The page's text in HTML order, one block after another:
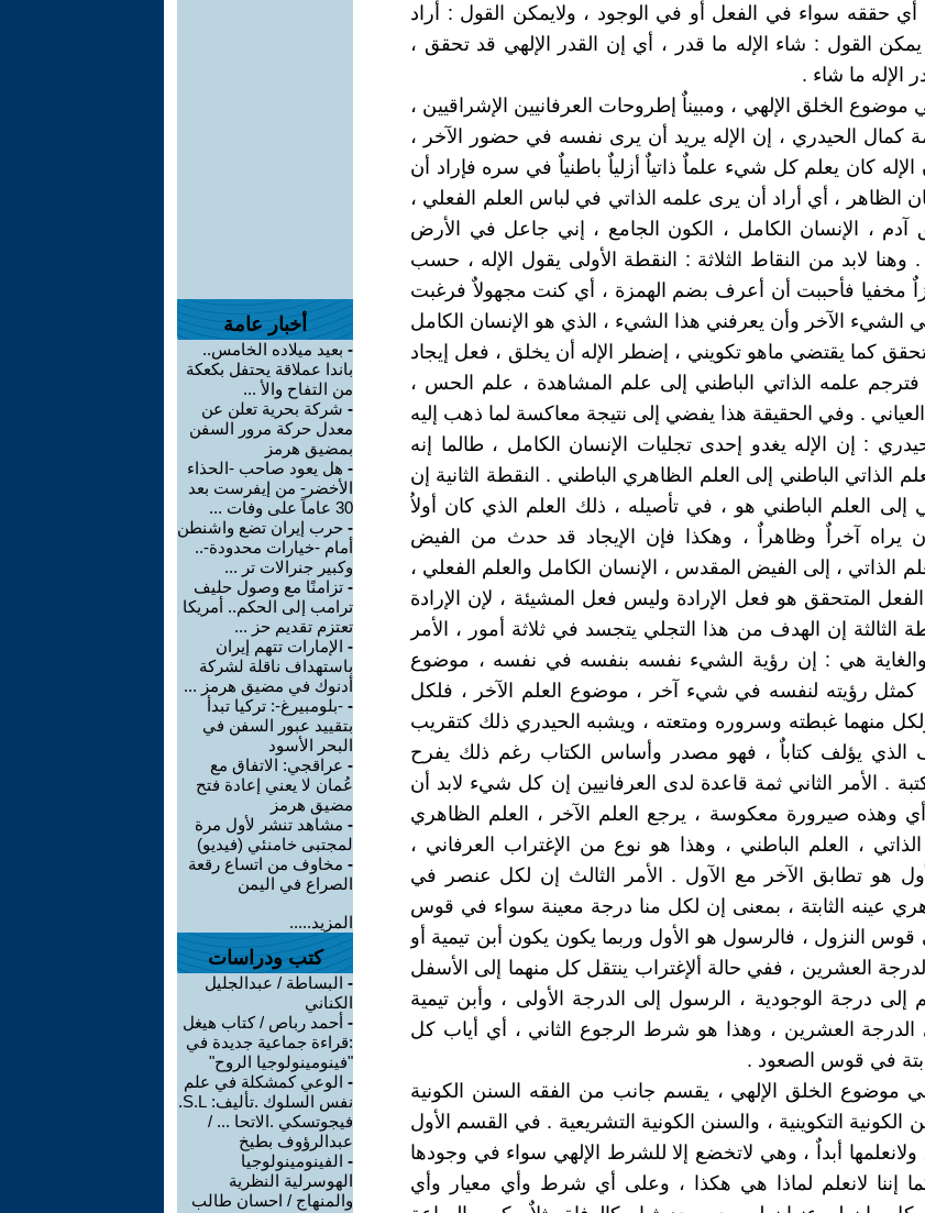
، أي حققه سواء في الفعل أو في الوجود ، ولايمكن القول : أراد
يمكن القول : شاء الإله ما قدر ، أي إن القدر الإلهي قد تحقق ،
الإله ما شاء .
موضوع الخلق الإلهي ، ومبيناٌ إطروحات العرفانيين الإشراقيين ،
كمال الحيدري ، إن الإله يريد أن يرى نفسه في حضور الآخر ،
الإله كان يعلم كل شيء علماٌ ذاتياٌ أزلياٌ باطنياٌ في سره فإراد أن
الظاهر ، أي أراد أن يرى علمه الذاتي في لباس العلم الفعلي ،
آدم ، الإنسان الكامل ، الكون الجامع ، إني جاعل في الأرض
، البقرة 30 . وهنا لابد من النقاط الثلاثة : النقطة الأولى يقول الإله ، حسب
مخفيا فأحببت أن أعرف بضم الهمزة ، أي كنت مجهولاٌ فرغبت
الشيء الآخر وأن يعرفني هذا الشيء ، الذي هو الإنسان الكامل
كما يقتضي ماهو تكويني ، إضطر الإله أن يخلق ، فعل إيجاد
فترجم علمه الذاتي الباطني إلى علم المشاهدة ، علم الحس ،
. وفي الحقيقة هذا يفضي إلى نتيجة معاكسة لما ذهب إليه
: إن الإله يغدو إحدى تجليات الإنسان الكامل ، طالما إنه
الذاتي الباطني إلى العلم الظاهري الباطني . النقطة الثانية إن
إلى العلم الباطني هو ، في تأصيله ، ذلك العلم الذي كان أولاٌ
أن يراه آخراٌ وظاهراٌ ، وهكذا فإن الإيجاد قد حدث من الفيض
الذاتي ، إلى الفيض المقدس ، الإنسان الكامل والعلم الفعلي ،
المتحقق هو فعل الإرادة وليس فعل المشيئة ، لإن الإرادة
الثالثة إن الهدف من هذا التجلي يتجسد في ثلاثة أمور ، الأمر
والغاية هي : إن رؤية الشيء نفسه بنفسه في نفسه ، موضوع
كمثل رؤيته لنفسه في شيء آخر ، موضوع العلم الآخر ، فلكل
منهما غبطته وسروره ومتعته ، ويشبه الحيدري ذلك كتقريب
الذي يؤلف كتاباٌ ، فهو مصدر وأساس الكتاب رغم ذلك يفرح
. الأمر الثاني ثمة قاعدة لدى العرفانيين إن كل شيء لابد أن
وهذه صيرورة معكوسة ، يرجع العلم الآخر ، العلم الظاهري
، العلم الباطني ، وهذا هو نوع من الإغتراب العرفاني ،
هو تطابق الآخر مع الآول . الأمر الثالث إن لكل عنصر في
عينه الثابتة ، بمعنى إن لكل منا درجة معينة سواء في قوس
النزول ، فالرسول هو الأول وربما يكون يكون أبن تيمية أو
العشرين ، ففي حالة ألإغتراب ينتقل كل منهما إلى الأسفل
درجة الوجودية ، الرسول إلى الدرجة الأولى ، وأبن تيمية
الدرجة العشرين ، وهذا هو شرط الرجوع الثاني ، أي أياب كل
في قوس الصعود .
: في موضوع الخلق الإلهي ، يقسم جانب من الفقه السنن الكونية
التكوينية ، والسنن الكونية التشريعية . في القسم الأول
، ولانعلمها أبداٌ ، وهي لاتخضع إلا للشرط الإلهي سواء في وجودها
إننا لانعلم لماذا هي هكذا ، وعلى أي شرط وأي معيار وأي
أخبار عامة
- بعيد ميلاده الخامس..
باندا عملاقة يحتفل بكعكة
من التفاح والأ ...
- شركة بحرية تعلن عن
معدل حركة مرور السفن
بمضيق هرمز
- هل يعود صاحب -الحذاء
الأخضر- من إيفرست بعد
30 عاماً على وفات ...
- حرب إيران تضع واشنطن
أمام -خيارات محدودة-..
وكبير جنرالات تر ...
- تزامنًا مع وصول حليف
ترامب إلى الحكم.. أمريكا
تعتزم تقديم حز ...
- الإمارات تتهم إيران
باستهداف ناقلة لشركة
أدنوك في مضيق هرمز ...
- -بلومبيرغ-: تركيا تبدأ
بتقييد عبور السفن في
البحر الأسود
- عراقجي: الاتفاق مع
عُمان لا يعني إعادة فتح
مضيق هرمز
- مشاهد تنشر لأول مرة
لمجتبى خامنئي (فيديو)
- مخاوف من اتساع رقعة
الصراع في اليمن
المزيد.....
كتب ودراسات
- البساطة / عبدالجليل
الكناني
- أحمد رباص / كتاب هيغل
:قراءة جماعية جديدة في
"فينومينولوجيا الروح"
- الوعي كمشكلة في علم
نفس السلوك .تأليف: S.L.
فيجوتسكي .الاتحا ... /
عبدالرؤوف بطيخ
- الفينومينولوجيا
الهوسرلية النظرية
والمنهاج / احسان طالب